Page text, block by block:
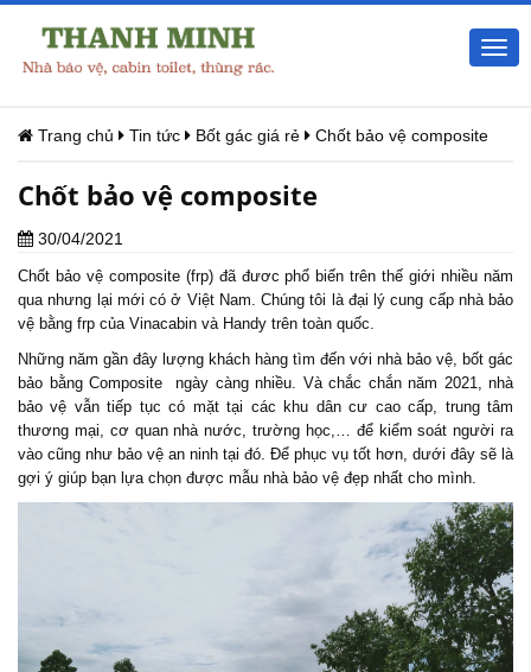
Trang chủ Tin tức Bốt gác giá rẻ Chốt bảo vệ composite
Chốt bảo vệ composite
30/04/2021
Chốt bảo vệ composite (frp) đã đươc phổ biến trên thế giới nhiều năm
qua nhưng lại mới có ở Việt Nam. Chúng tôi là đại lý cung cấp nhà bảo
vệ bằng frp của Vinacabin và Handy trên toàn quốc.
Những năm gần đây lượng khách hàng tìm đến với nhà bảo vệ, bốt gác
bảo bằng Composite ngày càng nhiều. Và chắc chắn năm 2021, nhà
bảo vệ vẫn tiếp tục có mặt tại các khu dân cư cao cấp, trung tâm
thương mại, cơ quan nhà nước, trường học,… để kiểm soát người ra
vào cũng như bảo vệ an ninh tại đó. Để phục vụ tốt hơn, dưới đây sẽ là
gợi ý giúp bạn lựa chọn được mẫu nhà bảo vệ đẹp nhất cho mình.